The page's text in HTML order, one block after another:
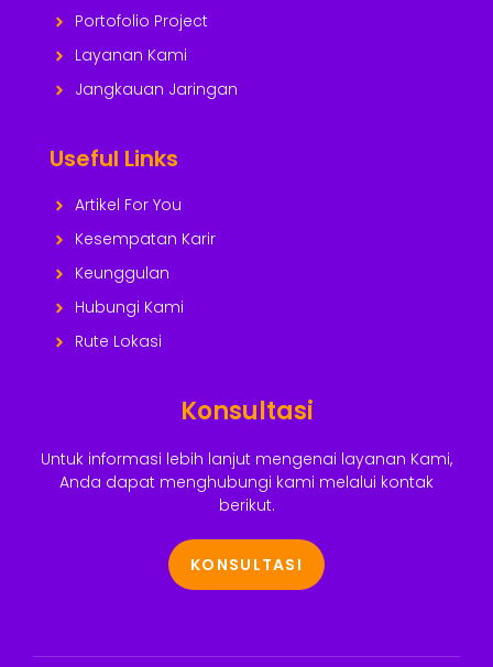
Portofolio Project
Layanan Kami
Jangkauan Jaringan
Useful Links
Artikel For You
Kesempatan Karir
Keunggulan
Hubungi Kami
Rute Lokasi
Konsultasi
Untuk informasi lebih lanjut mengenai layanan Kami,
Anda dapat menghubungi kami melalui kontak
berikut.
KONSULTASI